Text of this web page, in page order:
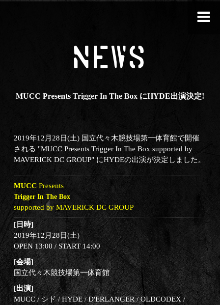
NEWS
MUCC Presents Trigger In The Box にHYDE出演決定!
2019年12月28日(土) 国立代々木競技場第一体育館で開催
される "MUCC Presents Trigger In The Box supported by
MAVERICK DC GROUP" にHYDEの出演が決定しました。
MUCC Presents
Trigger In The Box
supported by MAVERICK DC GROUP
[日時]
2019年12月28日(土)
OPEN 13:00 / START 14:00
[会場]
国立代々木競技場第一体育館
[出演]
MUCC / シド / HYDE / D'ERLANGER / OLDCODEX /